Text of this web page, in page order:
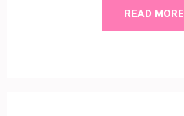
READ MORE